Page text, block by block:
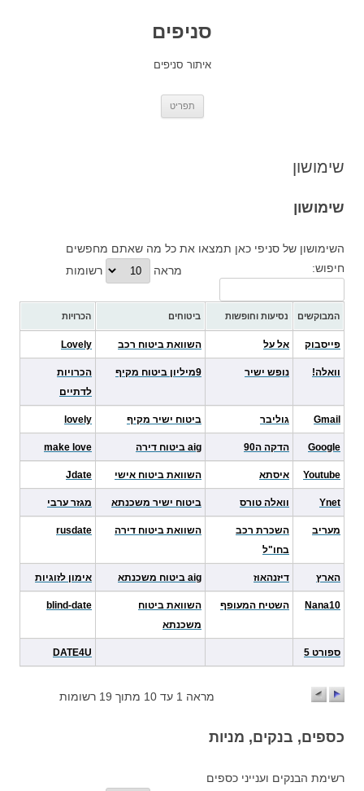
סניפים
איתור סניפים
תפריט
שימושון
שימושון
השימושון של סניפי כאן תמצאו את כל מה שאתם מחפשים
מראה
רשומות חיפוש:
המבוקשים נסיעות וחופשות ביטוחים הכרויות
פייסבוק אל על השוואת ביטוח רכב Lovely
וואלה! נופש ישיר 9מיליון ביטוח מקיף
הכרויות
לדתיים
Gmail גוליבר ביטוח ישיר מקיף lovely
Google הדקה ה90 aig ביטוח דירה make love
Youtube איסתא השוואת ביטוח אישי Jdate
Ynet וואלה טורס ביטוח ישיר משכנתא מגזר ערבי
מעריב
השכרת רכב
בחו"ל
השוואת ביטוח דירה rusdate
הארץ דיזנהאוז aig ביטוח משכנתא אימון לזוגיות
Nana10 השטיח המעופף
השוואת ביטוח
משכנתא
blind-date
ספורט 5 DATE4U
מראה 1 עד 10 מתוך 19 רשומות
כספים, בנקים, מניות
רשימת הבנקים וענייני כספים